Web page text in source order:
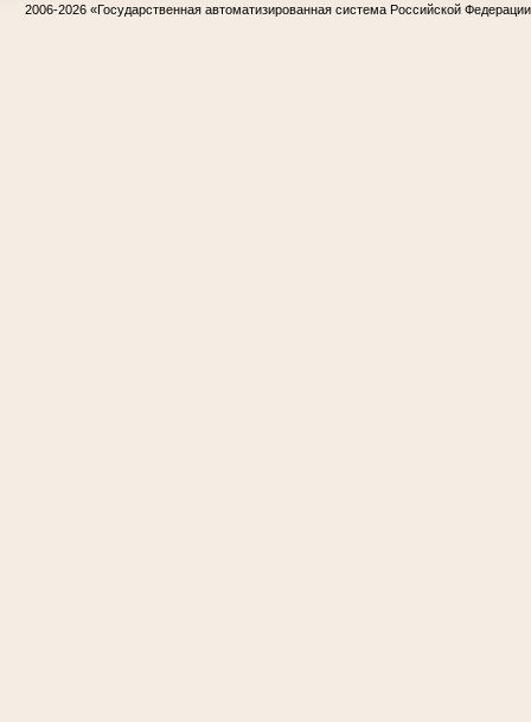
2006-2026 «Государственная автоматизированная система Российской